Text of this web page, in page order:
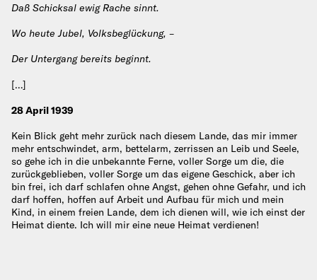
Daß Schicksal ewig Rache sinnt.
Wo heute Jubel, Volksbeglückung, –
Der Untergang bereits beginnt.
[…]
28 April 1939
Kein Blick geht mehr zurück nach diesem Lande, das mir immer
mehr entschwindet, arm, bettelarm, zerrissen an Leib und Seele,
so gehe ich in die unbekannte Ferne, voller Sorge um die, die
zurückgeblieben, voller Sorge um das eigene Geschick, aber ich
bin frei, ich darf schlafen ohne Angst, gehen ohne Gefahr, und ich
darf hoffen, hoffen auf Arbeit und Aufbau für mich und mein
Kind, in einem freien Lande, dem ich dienen will, wie ich einst der
Heimat diente. Ich will mir eine neue Heimat verdienen!